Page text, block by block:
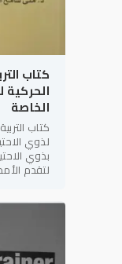
كتاب
الحركية
الخاصة
كتاب
لذوي
بذوي
لتقدم
والإعاقات